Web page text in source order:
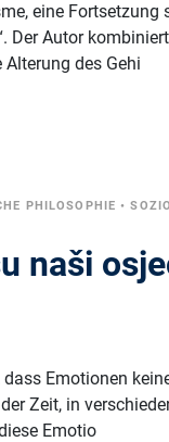
eine Fortsetzung
Der Autor kombiniert
des Gehi
PHILOSOPHIE •
naši
Emotionen
Zeit, in
Emotio